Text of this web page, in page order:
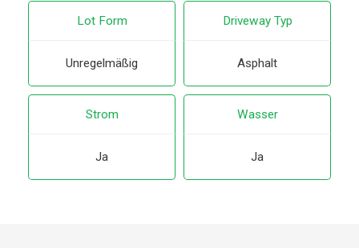
Lot Form
Unregelmäßig
Driveway Typ
Asphalt
Strom
Ja
Wasser
Ja